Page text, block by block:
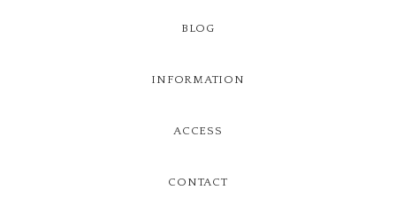
BLOG
INFORMATION
ACCESS
CONTACT